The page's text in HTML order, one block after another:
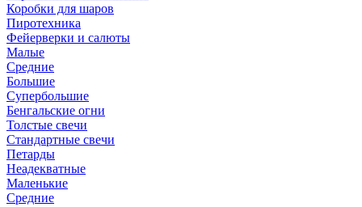
Коробки для шаров
Пиротехника
Фейерверки и салюты
Малые
Средние
Большие
Супербольшие
Бенгальские огни
Толстые свечи
Стандартные свечи
Петарды
Неадекватные
Маленькие
Средние